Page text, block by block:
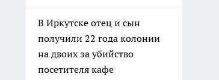
В Иркутске отец и сын
получили 22 года колонии
на двоих за убийство
посетителя кафе